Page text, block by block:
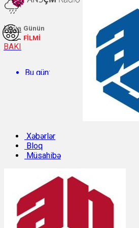
Hava
BAKI
Bu gün:
Temperatur: 29.9°C. Rütubət:
Sabah:
Günün
FİLMİ
Xəbərlər
Bloq
Müsahibə